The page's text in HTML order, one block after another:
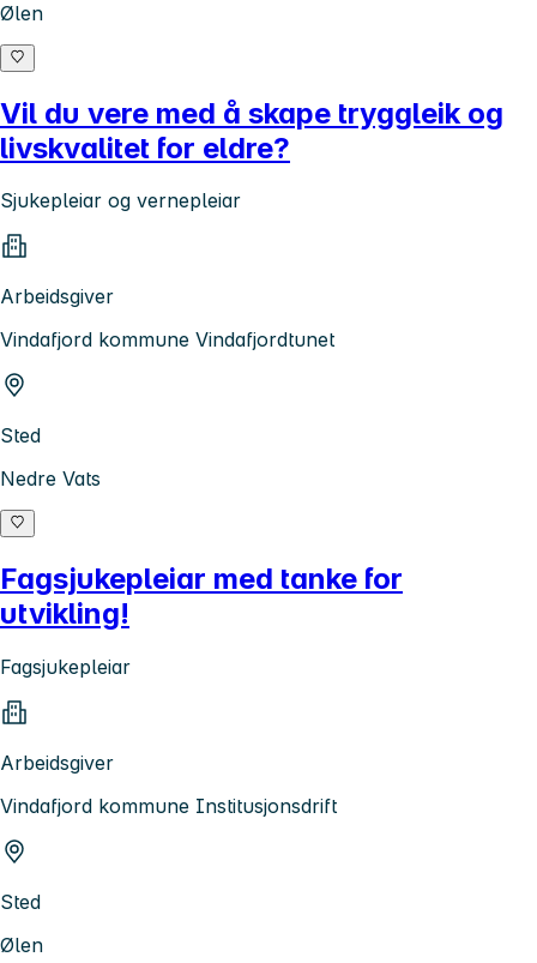
Ølen
Vil du vere med å skape tryggleik og
livskvalitet for eldre?
Sjukepleiar og vernepleiar
Arbeidsgiver
Vindafjord kommune Vindafjordtunet
Sted
Nedre Vats
Fagsjukepleiar med tanke for
utvikling!
Fagsjukepleiar
Arbeidsgiver
Vindafjord kommune Institusjonsdrift
Sted
Ølen